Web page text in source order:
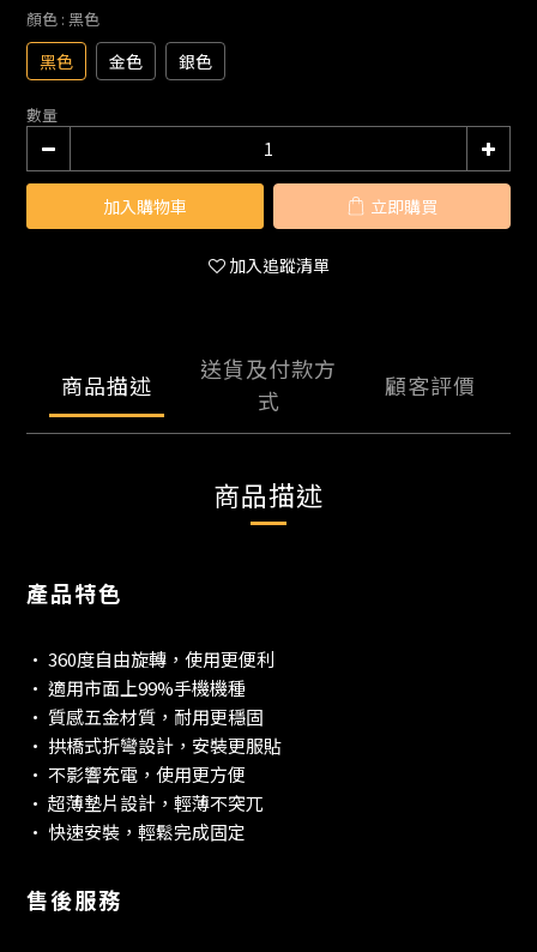
顏色 : 黑色
黑色 金色 銀色
數量
加入購物車 立即購買
加入追蹤清單
商品描述
送貨及付款方
式
顧客評價
商品描述
產品特色
• 360度自由旋轉，使用更便利
• 適用市面上99%手機機種
• 質感五金材質，耐用更穩固
• 拱橋式折彎設計，安裝更服貼
• 不影響充電，使用更方便
• 超薄墊片設計，輕薄不突兀
• 快速安裝，輕鬆完成固定
售後服務